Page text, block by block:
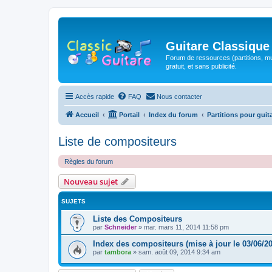
Guitare Classique
Forum de ressources (partitions,
gratuit, et sans publicité.
Accès rapide FAQ Nous contacter
Accueil Portail Index du forum Partitions pour
Liste de compositeurs
Règles du forum
Nouveau sujet
SUJETS
Liste des Compositeurs
par Schneider » mar. mars 11, 2014 11:58 pm
Index des compositeurs (mise à jour le 03/06/
par tambora » sam. août 09, 2014 9:34 am